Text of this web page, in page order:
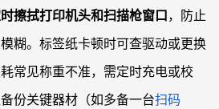
擦拭打印机头和扫描枪窗口，防止
糊。标签纸卡顿时可查驱动或更换
常见称重不准，需定时充电或校
份关键器材（如多备一台扫码